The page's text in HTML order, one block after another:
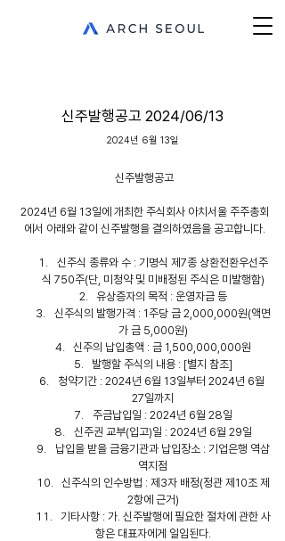
신주발행공고 2024/06/13
2024년 6월 13일
신주발행공고
2024년 6월 13일에 개최한 주식회사 아치서울 주주총회
에서 아래와 같이 신주발행을 결의하였음을 공고합니다.
신주식 종류와 수 : 기명식 제7종 상환전환우선주
식 750주(단, 미청약 및 미배정된 주식은 미발행함)
유상증자의 목적 : 운영자금 등
신주식의 발행가격 : 1주당 금 2,000,000원(액면
가 금 5,000원)
신주의 납입총액 : 금 1,500,000,000원
발행할 주식의 내용 : [별지 참조]
청약기간 : 2024년 6월 13일부터 2024년 6월
27일까지
주금납입일 : 2024년 6월 28일
신주권 교부(입고)일 : 2024년 6월 29일
납입을 받을 금융기관과 납입장소 : 기업은행 역삼
역지점
신주식의 인수방법 : 제3자 배정(정관 제10조 제
2항에 근거)
기타사항 : 가. 신주발행에 필요한 절차에 관한 사
항은 대표자에게 일임된다.